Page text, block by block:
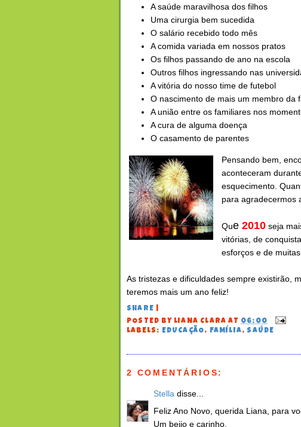
A saúde maravilhosa dos filhos
Uma cirurgia bem sucedida
O salário recebido todo mês
A comida variada em nossos pratos
Os filhos passando de ano na escola
Outros filhos ingressando nas
A vitória do nosso time de futebol
O nascimento de mais um membro da
A união entre os familiares nos
A cura de alguma doença
O casamento de parentes
Pensando bem ,
aconteceram
esquecimento.
para agradecermos
Que 2010 seja
vitórias, de
esforços e de muitas
As tristezas e dificuldades sempre existirão,
teremos mais um ano feliz!
SHARE
POSTED BY LIANA CLARA AT 06:00
LABELS: EDUCAÇÃO, FAMÍLIA, SAÚDE
2 COMENTÁRIOS:
Stella disse...
Feliz Ano Novo, querida Liana, para
Um beijo e carinho,